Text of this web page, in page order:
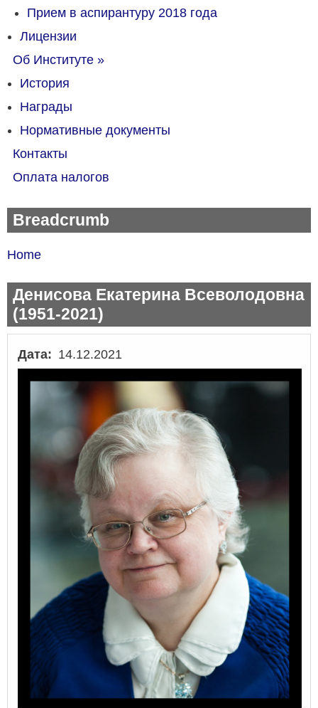
Прием в аспирантуру 2018 года
Лицензии
Об Институте »
История
Награды
Нормативные документы
Контакты
Оплата налогов
Breadcrumb
Home
Денисова Екатерина Всеволодовна
(1951-2021)
Дата 14.12.2021